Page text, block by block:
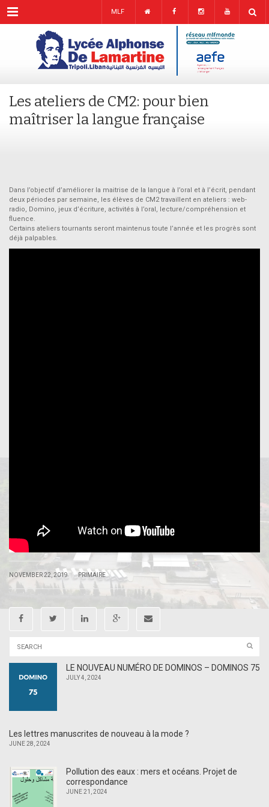
Menu MLF
Les ateliers de CM2: pour bien
maîtriser la langue française
Dans l’objectif d’améliorer la maitrise de la langue à l’oral et à l’écrit, pendant
deux périodes par semaine, les élèves de CM2 travaillent en ateliers : web-
radio, Domino, jeux d’écriture, activités à l’oral, lecture/compréhension et
fluence.
Certains ateliers tournants seront maintenus toute l’année et les progrès sont
déjà palpables.
NOVEMBER 22, 2019 | PRIMAIRE |
LE NOUVEAU NUMÉRO DE DOMINOS – DOMINOS 75
JULY 4, 2024
Les lettres manuscrites de nouveau à la mode ?
JUNE 28, 2024
Pollution des eaux : mers et océans. Projet de
correspondance
JUNE 21, 2024